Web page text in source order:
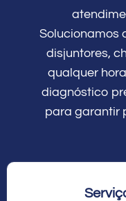
Solucionamos
disjuntores,
qualquer
diagnóstico
para garantir